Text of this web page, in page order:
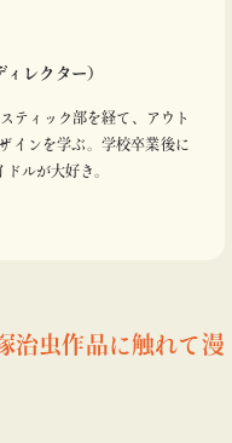
レクター）
ティック部を経て、アウト
インを学ぶ。学校卒業後に
ルが大好き。
治虫作品に触れて漫